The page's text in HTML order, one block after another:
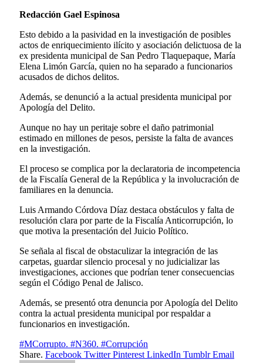
Redacción Gael Espinosa
Esto debido a la pasividad en la investigación de posibles
actos de enriquecimiento ilícito y asociación delictuosa de la
ex presidenta municipal de San Pedro Tlaquepaque, María
Elena Limón García, quien no ha separado a funcionarios
acusados de dichos delitos.
Además, se denunció a la actual presidenta municipal por
Apología del Delito.
Aunque no hay un peritaje sobre el daño patrimonial
estimado en millones de pesos, persiste la falta de avances
en la investigación.
El proceso se complica por la declaratoria de incompetencia
de la Fiscalía General de la República y la involucración de
familiares en la denuncia.
Luis Armando Córdova Díaz destaca obstáculos y falta de
resolución clara por parte de la Fiscalía Anticorrupción, lo
que motiva la presentación del Juicio Político.
Se señala al fiscal de obstaculizar la integración de las
carpetas, guardar silencio procesal y no judicializar las
investigaciones, acciones que podrían tener consecuencias
según el Código Penal de Jalisco.
Además, se presentó otra denuncia por Apología del Delito
contra la actual presidenta municipal por respaldar a
funcionarios en investigación.
#MCorrupto. #N360. #Corrupción
Share. Facebook Twitter Pinterest LinkedIn Tumblr Email